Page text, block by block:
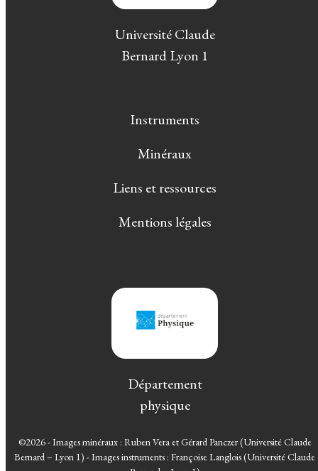
Université Claude
Bernard Lyon 1
Instruments
Minéraux
Liens et ressources
Mentions légales
Département
physique
©2026 - Images minéraux : Ruben Vera et Gérard Panczer (Université Claude
Bernard – Lyon 1) - Images instruments : Françoise Langlois (Université Claude